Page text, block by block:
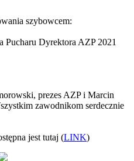
szybowcem:
Dyrektora AZP 2021
prezes AZP i Marcin
zawodnikom serdecznie
jest tutaj (LINK)